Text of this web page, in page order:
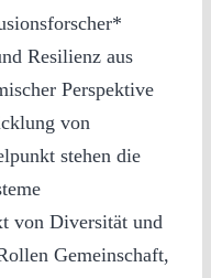
Resilienz aus
Perspektive
von
stehen die
von Diversität und
Gemeinschaft,